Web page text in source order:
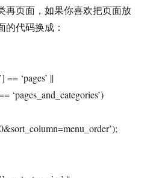
再页面，如果你喜欢把页面放
的代码换成：
== ‘pages’ ||
‘pages_and_categories’)